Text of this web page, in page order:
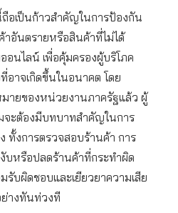
อเป็นก้าวสำคัญในการป้องกัน
าอันตรายหรือสินค้าที่ไม่ได้
นไลน์ เพื่อคุ้มครองผู้บริโภค
อาจเกิดขึ้นในอนาคต โดย
ายของหน่วยงานภาครัฐแล้ว ผู้
ะต้องมีบทบาทสำคัญในการ
ทั้งการตรวจสอบร้านค้า การ
บหรือปลดร้านค้าที่กระทำผิด
บผิดชอบและเยียวยาความเสีย
างทันท่วงที